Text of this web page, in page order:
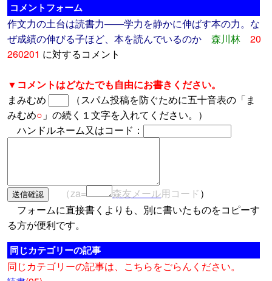
コメントフォーム
作文力の土台は読書力――学力を静かに伸ばす本の力。な
ぜ成績の伸びる子ほど、本を読んでいるのか
森川林
20
260201 に対するコメント
▼コメントはどなたでも自由にお書きください。
まみむめ
（スパム投稿を防ぐために五十音表の「ま
みむめ○ 」の続く１文字を入れてください。）
ハンドルネーム又はコード：
（za= 森友メール用コード）
フォームに直接書くよりも、別に書いたものをコピーす
る方が便利です。
同じカテゴリーの記事
同じカテゴリーの記事は、こちらをごらんください。